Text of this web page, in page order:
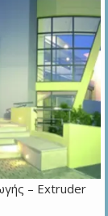
– Extruder